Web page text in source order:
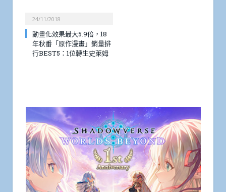
24/11/2018
動畫化效果最大5.9倍，18
年秋番「原作漫畫」銷量排
行BEST5：1位轉生史萊姆